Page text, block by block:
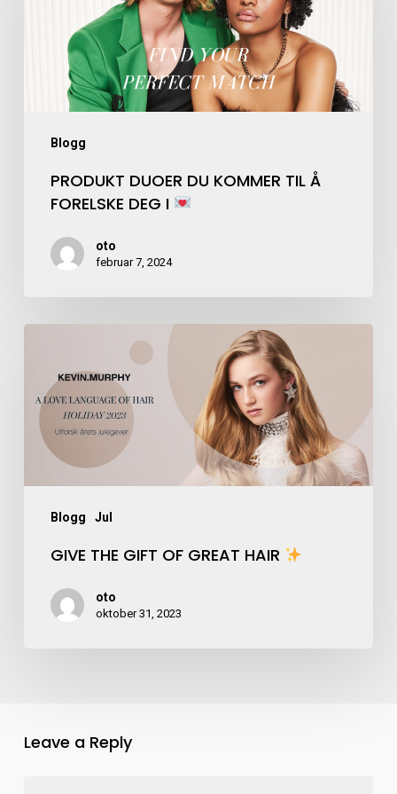
Blogg
PRODUKT DUOER DU KOMMER TIL Å
FORELSKE DEG I
oto
februar 7, 2024
Blogg Jul
GIVE THE GIFT OF GREAT HAIR
oto
oktober 31, 2023
Leave a Reply